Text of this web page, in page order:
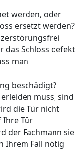
werden, oder
ersetzt werden?
zerstörungsfrei
das Schloss defekt
man
beschädigt?
muss, sind
die Tür nicht
Ihre Tür
der Fachmann sie
Ihrem Fall nötig